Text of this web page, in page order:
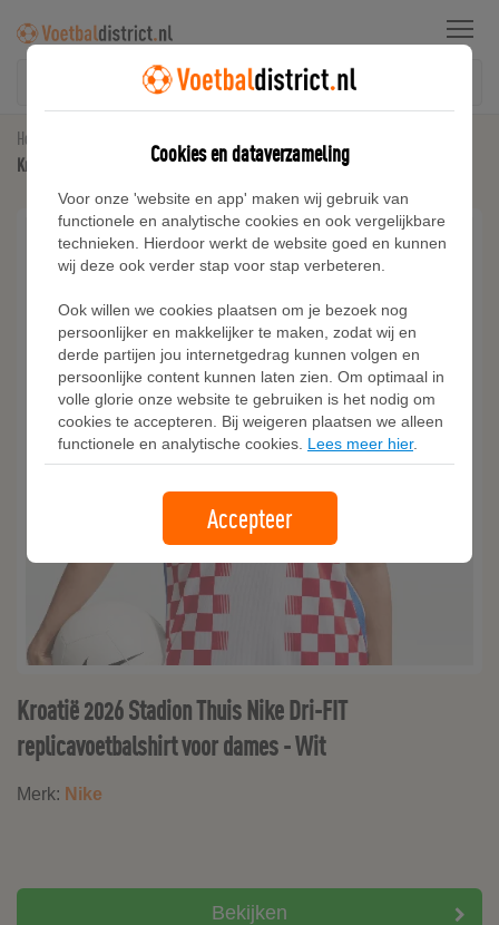
Menu
Home
Kroatië 2026 Stadion Thuis Nike Dri-FIT replicavoetbalshirt voor dames - Wit
Kroatië 2026 Stadion Thuis Nike Dri-FIT
replicavoetbalshirt voor dames - Wit
Merk: Nike
Bekijken
Cookies en dataverzameling
Voor onze 'website en app' maken wij gebruik van
functionele en analytische cookies en ook vergelijkbare
technieken. Hierdoor werkt de website goed en kunnen
wij deze ook verder stap voor stap verbeteren.
Ook willen we cookies plaatsen om je bezoek nog
persoonlijker en makkelijker te maken, zodat wij en
derde partijen jou internetgedrag kunnen volgen en
persoonlijke content kunnen laten zien. Om optimaal in
volle glorie onze website te gebruiken is het nodig om
cookies te accepteren. Bij weigeren plaatsen we alleen
functionele en analytische cookies. Lees meer hier.
Accepteer